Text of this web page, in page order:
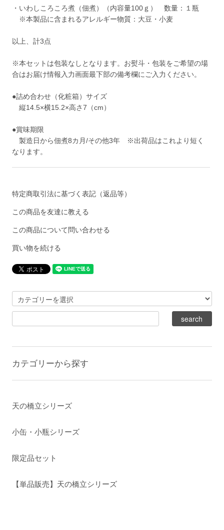
・いわしころころ煮（佃煮）（内容量100ｇ） 数量：１瓶
※本製品に含まれるアレルギー物質：大豆・小麦
以上、計3点
※本セットは包装なしとなります。お熨斗・包装をご希望の場
合はお届け情報入力画面最下部の備考欄にご入力ください。
●詰め合わせ（化粧箱）サイズ
縦14.5×横15.2×高さ7（cm）
●賞味期限
製造日から佃煮8カ月/その他3年 ※出荷品はこれより短く
なります。
特定商取引法に基づく表記（返品等）
この商品を友達に教える
この商品について問い合わせる
買い物を続ける
カテゴリーから探す
天の橋立シリーズ
小缶・小瓶シリーズ
限定品セット
【単品販売】天の橋立シリーズ